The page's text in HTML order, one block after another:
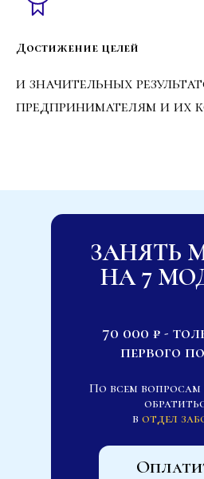
Достижение целей
и значительных
предпринимателям и их
По всем
в отдел
70 000 ₽-
первого
ЗАНЯТЬ
НА 7